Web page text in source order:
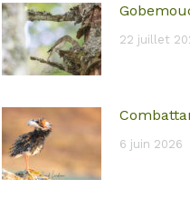
22 juillet
6 juin 2026